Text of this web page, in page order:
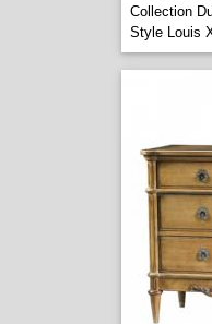
Collection
Style Louis